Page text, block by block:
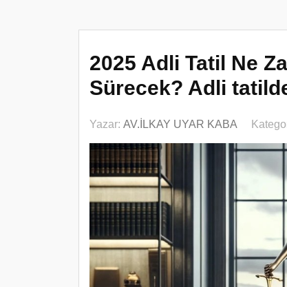
2025 Adli Tatil Ne
Sürecek? Adli
Yazar: AV.İLKAY UYAR KABA